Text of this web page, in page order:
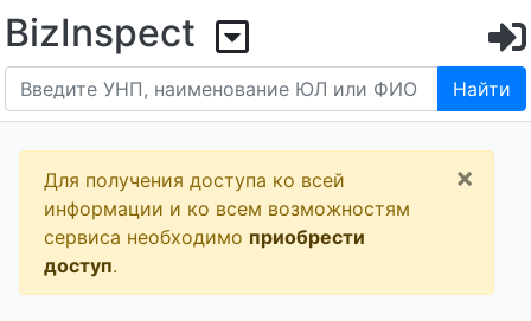
BizInspect
Найти
Для получения доступа ко всей
информации и ко всем возможностям
сервиса необходимо приобрести
доступ.
×